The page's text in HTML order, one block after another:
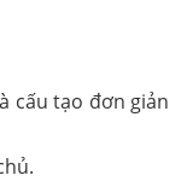
cấu tạo đơn giản